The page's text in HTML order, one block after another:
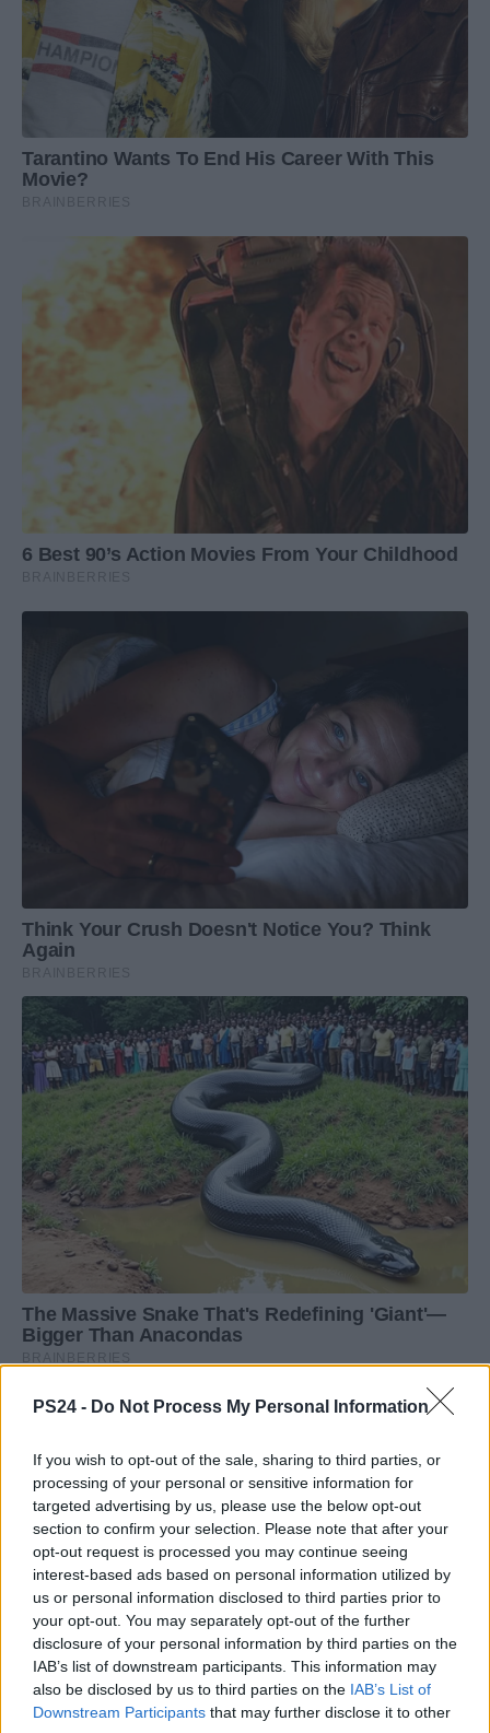
PS24 - Do Not Process My Personal Information
If you wish to opt-out of the sale, sharing to third parties, or
processing of your personal or sensitive information for
targeted advertising by us, please use the below opt-out
section to confirm your selection. Please note that after your
opt-out request is processed you may continue seeing
interest-based ads based on personal information utilized by
us or personal information disclosed to third parties prior to
your opt-out. You may separately opt-out of the further
disclosure of your personal information by third parties on the
IAB’s list of downstream participants. This information may
also be disclosed by us to third parties on the IAB’s List of
Downstream Participants that may further disclose it to other